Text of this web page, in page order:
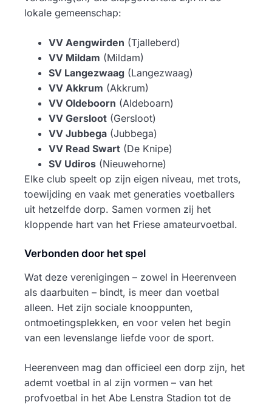
lokale gemeenschap:
VV Aengwirden (Tjalleberd)
VV Mildam (Mildam)
SV Langezwaag (Langezwaag)
VV Akkrum (Akkrum)
VV Oldeboorn (Aldeboarn)
VV Gersloot (Gersloot)
VV Jubbega (Jubbega)
VV Read Swart (De Knipe)
SV Udiros (Nieuwehorne)
Elke club speelt op zijn eigen niveau, met trots,
toewijding en vaak met generaties voetballers
uit hetzelfde dorp. Samen vormen zij het
kloppende hart van het Friese amateurvoetbal.
Verbonden door het spel
Wat deze verenigingen – zowel in Heerenveen
als daarbuiten – bindt, is meer dan voetbal
alleen. Het zijn sociale knooppunten,
ontmoetingsplekken, en voor velen het begin
van een levenslange liefde voor de sport.
Heerenveen mag dan officieel een dorp zijn, het
ademt voetbal in al zijn vormen – van het
profvoetbal in het Abe Lenstra Stadion tot de